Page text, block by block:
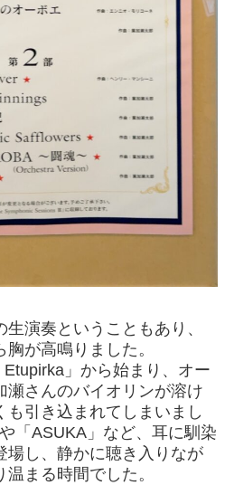
演奏ということもあり、
が高鳴りました。
」から始まり、オー
瀬さんのバイオリンが溶け
も引き込まれてしまいまし
「ASUKA」など、耳に馴染
場し、静かに聴き入りなが
まる時間でした。